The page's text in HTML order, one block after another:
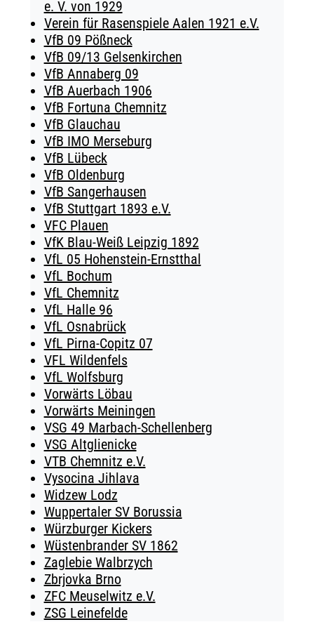
e. V. von 1929
Verein für Rasenspiele Aalen 1921 e.V.
VfB 09 Pößneck
VfB 09/13 Gelsenkirchen
VfB Annaberg 09
VfB Auerbach 1906
VfB Fortuna Chemnitz
VfB Glauchau
VfB IMO Merseburg
VfB Lübeck
VfB Oldenburg
VfB Sangerhausen
VfB Stuttgart 1893 e.V.
VFC Plauen
VfK Blau-Weiß Leipzig 1892
VfL 05 Hohenstein-Ernstthal
VfL Bochum
VfL Chemnitz
VfL Halle 96
VfL Osnabrück
VfL Pirna-Copitz 07
VFL Wildenfels
VfL Wolfsburg
Vorwärts Löbau
Vorwärts Meiningen
VSG 49 Marbach-Schellenberg
VSG Altglienicke
VTB Chemnitz e.V.
Vysocina Jihlava
Widzew Lodz
Wuppertaler SV Borussia
Würzburger Kickers
Wüstenbrander SV 1862
Zaglebie Walbrzych
Zbrjovka Brno
ZFC Meuselwitz e.V.
ZSG Leinefelde